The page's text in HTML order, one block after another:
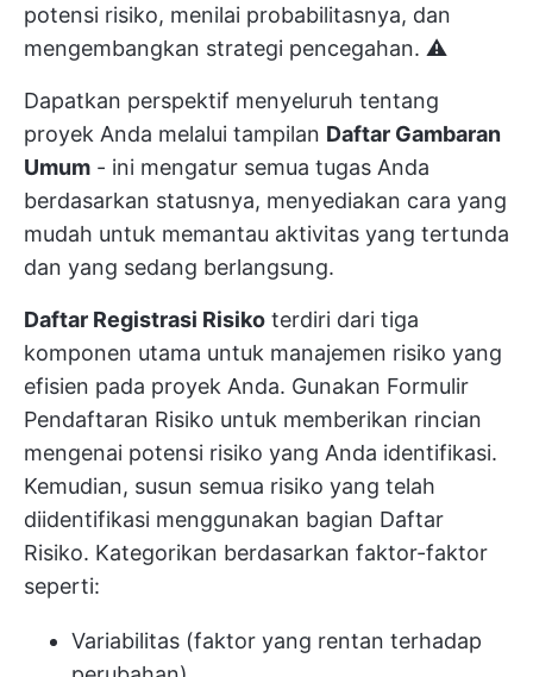
potensi risiko, menilai probabilitasnya, dan
mengembangkan strategi pencegahan. ⚠️
Dapatkan perspektif menyeluruh tentang
proyek Anda melalui tampilan Daftar Gambaran
Umum - ini mengatur semua tugas Anda
berdasarkan statusnya, menyediakan cara yang
mudah untuk memantau aktivitas yang tertunda
dan yang sedang berlangsung.
Daftar Registrasi Risiko terdiri dari tiga
komponen utama untuk manajemen risiko yang
efisien pada proyek Anda. Gunakan Formulir
Pendaftaran Risiko untuk memberikan rincian
mengenai potensi risiko yang Anda identifikasi.
Kemudian, susun semua risiko yang telah
diidentifikasi menggunakan bagian Daftar
Risiko. Kategorikan berdasarkan faktor-faktor
seperti:
Variabilitas (faktor yang rentan terhadap